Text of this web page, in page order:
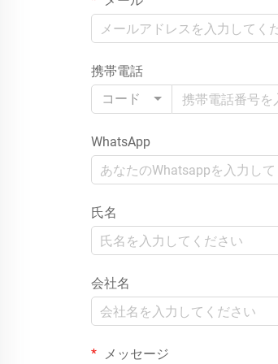
携帯電話
コード
WhatsApp
氏名
会社名
メッセージ